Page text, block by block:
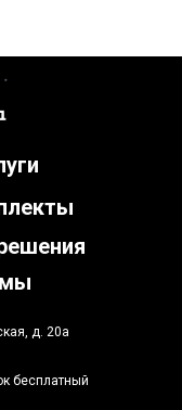
д. 20а
бесплатный